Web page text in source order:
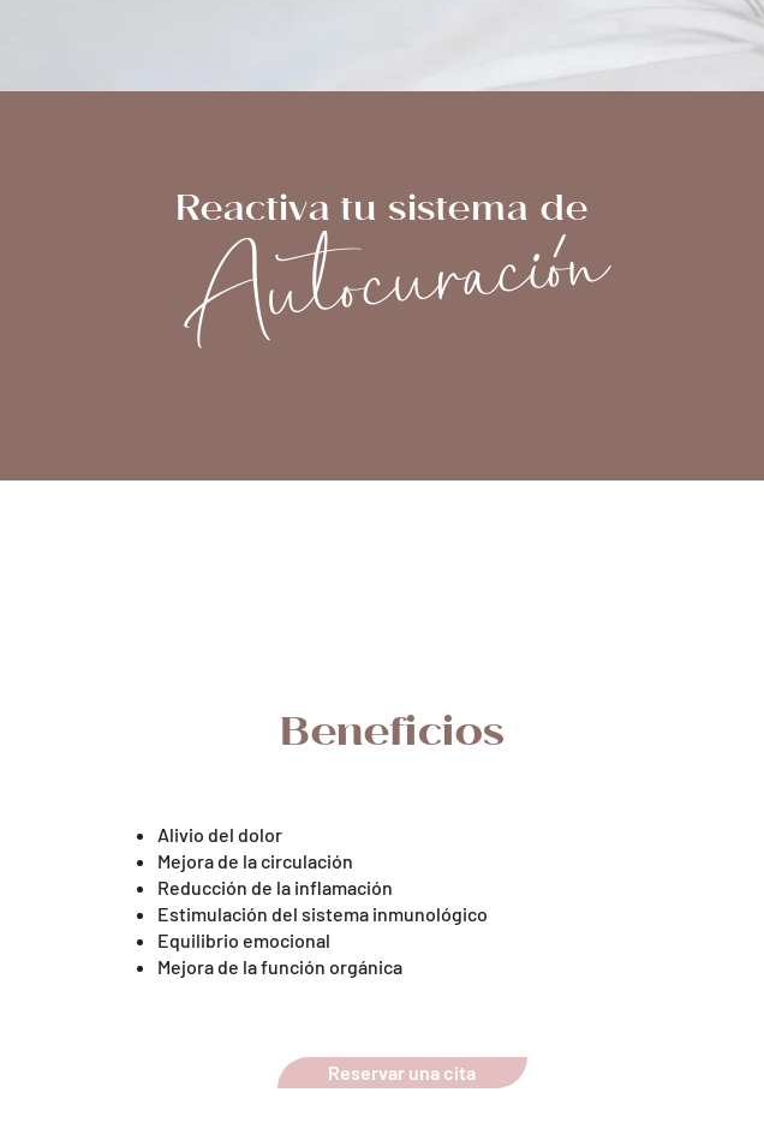
Reactiva tu sistema de
Autocuración
Beneficios
Alivio del dolor
Mejora de la circulación
Reducción de la inflamación
Estimulación del sistema inmunológico
Equilibrio emocional
Mejora de la función orgánica
Reservar una cita